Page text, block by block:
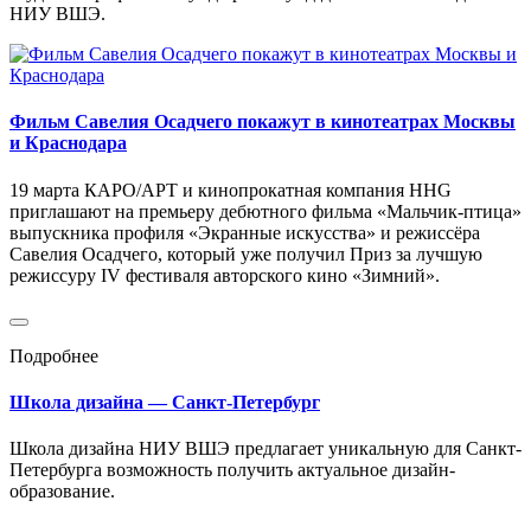
НИУ ВШЭ.
Фильм Савелия Осадчего покажут в кинотеатрах Москвы
и Краснодара
19 марта КАРО/АРТ и кинопрокатная компания HHG
приглашают на премьеру дебютного фильма «Мальчик-птица»
выпускника профиля «Экранные искусства» и режиссёра
Савелия Осадчего, который уже получил Приз за лучшую
режиссуру IV фестиваля авторского кино «Зимний».
Подробнее
Школа дизайна — Санкт-Петербург
Школа дизайна НИУ ВШЭ предлагает уникальную для Санкт-
Петербурга возможность получить актуальное дизайн-
образование.